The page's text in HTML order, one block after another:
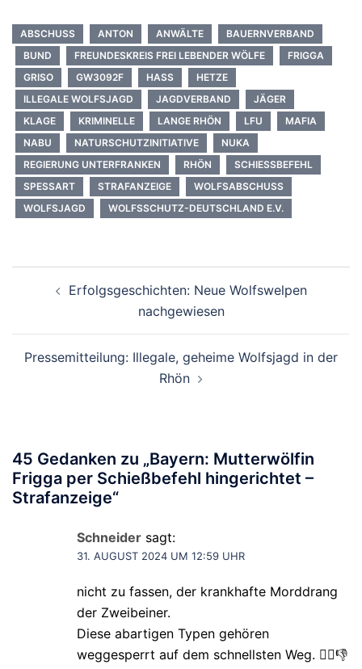
ABSCHUSS ANTON ANWÄLTE
BAUERNVERBAND
BUND
FREUNDESKREIS FREI LEBENDER WÖLFE
FRIGGA
GRISO
GW3092F HASS
HETZE
ILLEGALE WOLFSJAGD
JAGDVERBAND
JÄGER
KLAGE
KRIMINELLE LANGE RHÖN LFU
MAFIA
NABU
NATURSCHUTZINITIATIVE
NUKA
REGIERUNG UNTERFRANKEN
RHÖN
SCHIESSBEFEHL
SPESSART
STRAFANZEIGE
WOLFSABSCHUSS
WOLFSJAGD
WOLFSSCHUTZ-DEUTSCHLAND E.V.
Erfolgsgeschichten: Neue Wolfswelpen
nachgewiesen
Pressemitteilung: Illegale, geheime Wolfsjagd in der
Rhön
45 Gedanken zu „Bayern: Mutterwölfin
Frigga per Schießbefehl hingerichtet –
Strafanzeige“
Schneider sagt:
31. AUGUST 2024 UM 12:59 UHR
nicht zu fassen, der krankhafte Morddrang
der Zweibeiner.
Diese abartigen Typen gehören
weggesperrt auf dem schnellsten Weg. 🤦‍♀️👎